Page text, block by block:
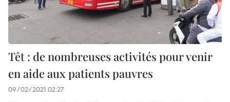
Têt : de nombreuses activités pour venir
en aide aux patients pauvres
09/02/2021 02:27